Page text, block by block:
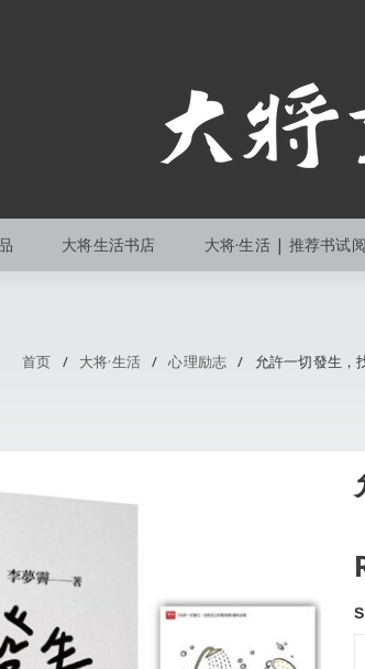
大将生活书店 大将·生活 | 推荐书试阅
首页 / 大将·生活 / 心理励志 / 允許一切發生，